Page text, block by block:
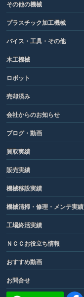
その他の機械
プラスチック加工機械
バイス・工具・その他
木工機械
ロボット
売却済み
会社からのお知らせ
ブログ・動画
買取実績
販売実績
機械移設実績
機械清掃・修理・メンテ実績
工場終活実績
ＮＣＣお役立ち情報
おすすめ動画
お問合せ